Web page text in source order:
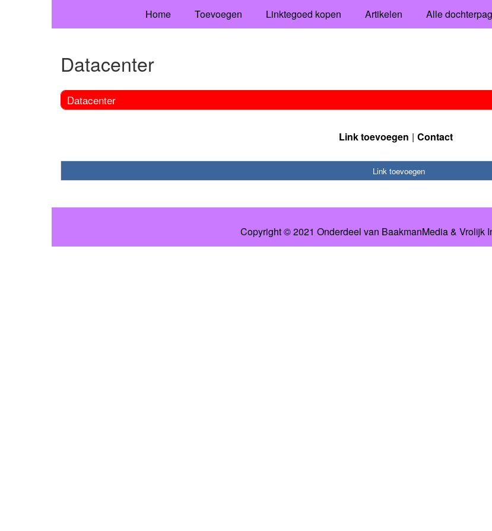
Home Toevoegen Linktegoed kopen Artikelen Alle
Datacenter
Datacenter
Link toevoegen Contact
Link toevoegen
Copyright © 2021 Onderdeel van BaakmanMedia& Vrolijk